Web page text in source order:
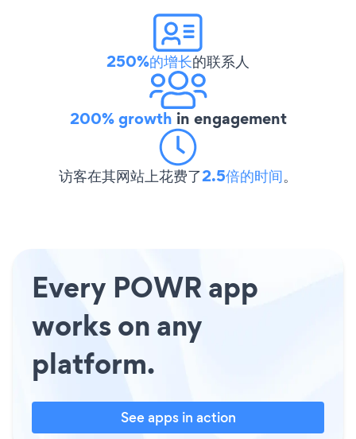
250%的增长的联系人
200% growth in engagement
访客在其网站上花费了2.5倍的时间。
Every POWR app
works on any
platform.
See apps in action